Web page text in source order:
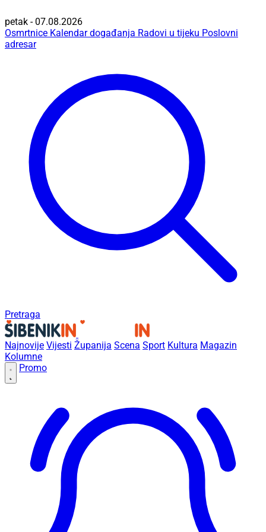
petak - 07.08.2026
Osmrtnice Kalendar događanja Radovi u tijeku Poslovni
adresar
Pretraga
Najnovije Vijesti Županija Scena Sport Kultura Magazin
Kolumne
Promo